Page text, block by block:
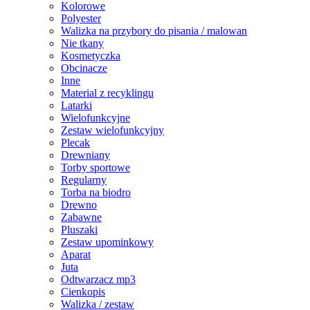
Kolorowe
Polyester
Walizka na przybory do pisania / malowan
Nie tkany
Kosmetyczka
Obcinacze
Inne
Material z recyklingu
Latarki
Wielofunkcyjne
Zestaw wielofunkcyjny
Plecak
Drewniany
Torby sportowe
Regularny
Torba na biodro
Drewno
Zabawne
Pluszaki
Zestaw upominkowy
Aparat
Juta
Odtwarzacz mp3
Cienkopis
Walizka / zestaw